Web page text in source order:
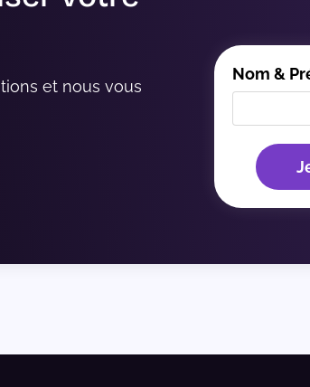
et nous vous
Nom &